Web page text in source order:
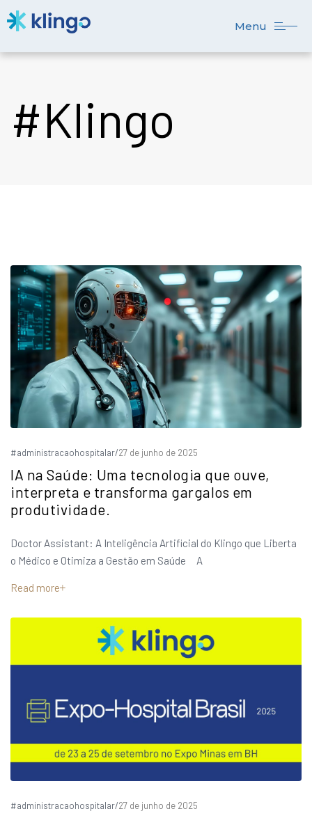
Menu
#Klingo
#administracaohospitalar/27 de junho de 2025
IA na Saúde: Uma tecnologia que ouve,
interpreta e transforma gargalos em
produtividade.
Doctor Assistant: A Inteligência Artificial do Klingo que Liberta
o Médico e Otimiza a Gestão em Saúde A
Read more
#administracaohospitalar/27 de junho de 2025